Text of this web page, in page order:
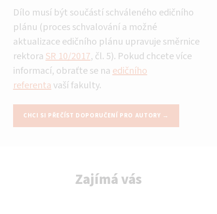
Dílo musí být součástí schváleného edičního
plánu (proces schvalování a možné
aktualizace edičního plánu upravuje směrnice
rektoraSR 10/2017, čl. 5). Pokud chcete více
informací, obraťte se naedičního
referentavaší fakulty.
CHCI SI PŘEČÍST DOPORUČENÍ PRO AUTORY →
Zajímá vás